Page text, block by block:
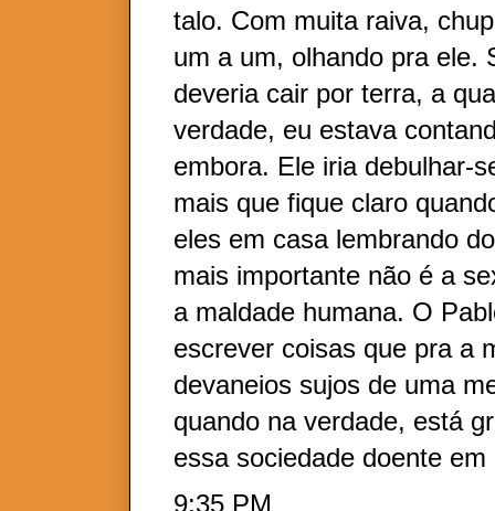
talo. Com muita raiva,
um a um, olhando pra ele.
deveria cair por terra, a
verdade, eu estava
embora. Ele iria debulhar-
mais que fique claro
eles em casa lembrando
mais importante não é a
a maldade humana. O
escrever coisas que pra a
devaneios sujos de uma
quando na verdade, está
essa sociedade doente
9:35 PM